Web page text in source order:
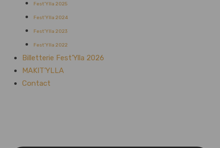
Fest’Ylla 2025
Fest’Ylla 2024
Fest’Ylla 2023
Fest’Ylla 2022
Billetterie Fest’Ylla 2026
MAKIT’YLLA
Contact